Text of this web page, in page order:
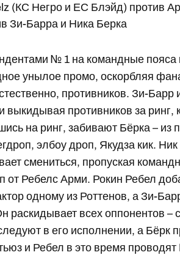
(КС Негро и ЕС Блэйд) против
Зи-Барра и Ника Берка
№ 1 на командные
унылое промо, оскорбляя
противников. Зи-Барр
выкидывая противников за ринг,
на ринг, забивают Бёрка –
элбоу дроп, Якудза кик.
смениться, пропуская
от Ребелс Арми. Рокин Ребел
одному из Роттенов, а Зи-
раскидывает всех оппонентов –
в его исполнении, а Бёрк
и Ребел в это время проводят